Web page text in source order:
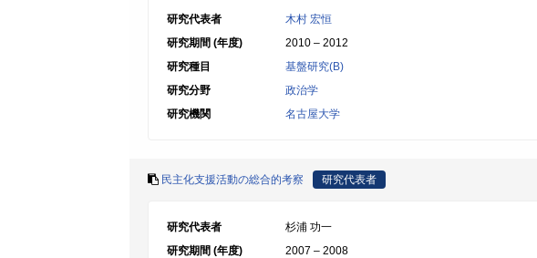
研究代表者
木村 宏恒
研究期間 (年度)
2010 – 2012
研究種目
基盤研究(B)
研究分野
政治学
研究機関
名古屋大学
民主化支援活動の総合的考察 研究代表者
研究代表者
杉浦 功一
研究期間 (年度)
2007 – 2008